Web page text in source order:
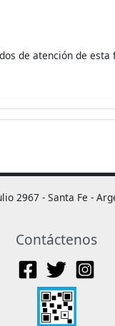
de atención de esta
2967 - Santa Fe -
Contáctenos